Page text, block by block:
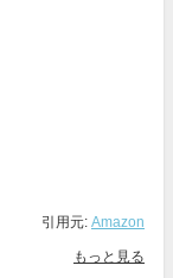
引用元: Amazon
もっと見る